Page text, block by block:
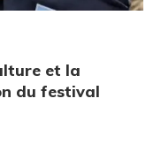
et la
du festival